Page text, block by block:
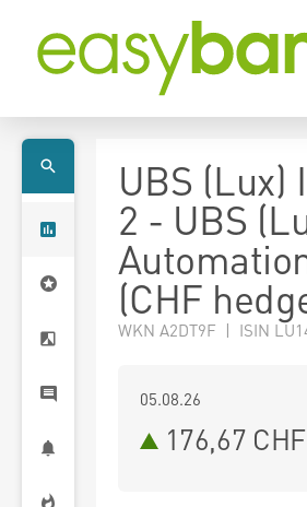
UBS (Lux)
2 - UBS
(CHF
WKN A2DT9F | ISIN
05.08.26
176,67 CHF